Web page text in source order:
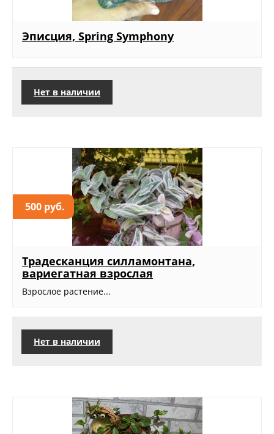
Эписция, Spring Symphony
Нет в наличии
500 руб.
Традесканция силламонтана,
вариегатная взрослая
Взрослое растение...
Нет в наличии